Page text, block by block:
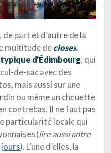
de part et d’autre de la
multitude de closes,
d’Édimbourg, qui
de-sac avec des
mais aussi sur une
ou même un chouette
contrebas. Il ne faut pas
particularité locale qui
(lire aussi notre
jours). L’une d’elles, la